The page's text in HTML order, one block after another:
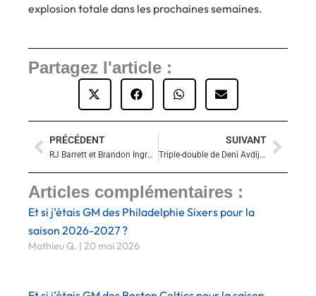
explosion totale dans les prochaines semaines.
Partagez l'article :
Précédent
PRÉCÉDENT
RJ Barrett et Brandon Ingram assoment les Hawks : Toronto explose Atlanta dans le 4e quart !
SUIVANT
Triple-double de Deni Avdija : Portland refroidit San Antonio
Articles complémentaires :
Et si j’étais GM des Philadelphie Sixers pour la
saison 2026-2027 ?
Mathieu Q. 20 mai 2026